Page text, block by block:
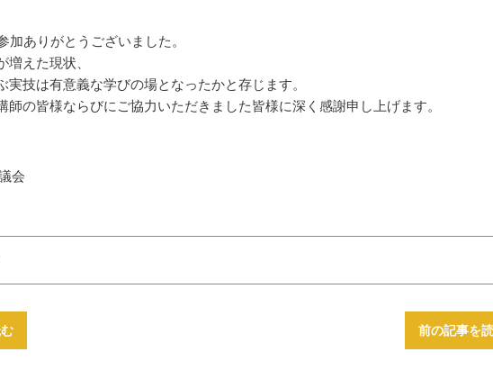
加ありがとうございました。
増えた現状、
実技は有意義な学びの場となったかと存じます。
師の皆様ならびにご協力いただきました皆様に深く感謝申し上げます。
会
前の記事を